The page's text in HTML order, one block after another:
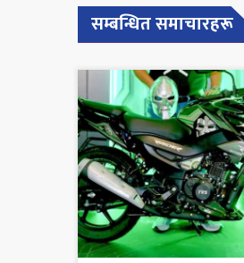
सम्बन्धित समाचारहरू